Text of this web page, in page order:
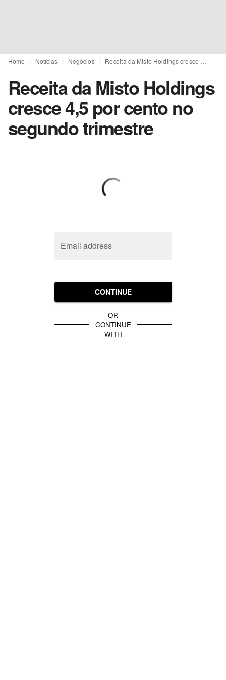
Home Notícias Negócios
Receita da Misto Holdings
cresce 4,5 por cento no
segundo trimestre
Email address
CONTINUE
OR
CONTINUE
WITH